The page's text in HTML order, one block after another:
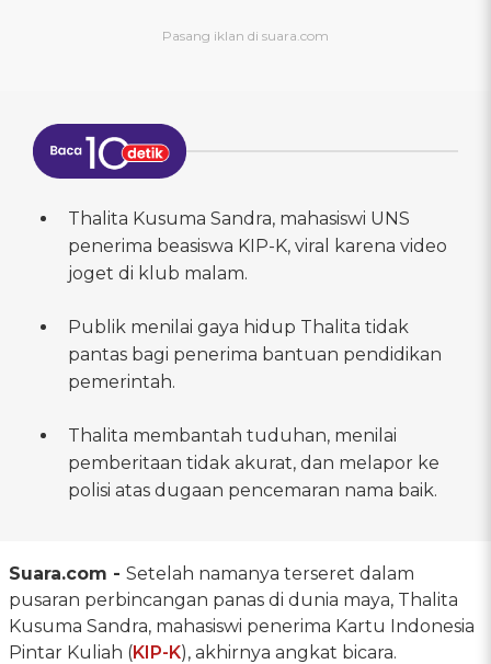
Thalita Kusuma Sandra, mahasiswi UNS
penerima beasiswa KIP-K, viral karena video
joget di klub malam.
Publik menilai gaya hidup Thalita tidak
pantas bagi penerima bantuan pendidikan
pemerintah.
Thalita membantah tuduhan, menilai
pemberitaan tidak akurat, dan melapor ke
polisi atas dugaan pencemaran nama baik.
Suara.com - Setelah namanya terseret dalam
pusaran perbincangan panas di dunia maya, Thalita
Kusuma Sandra, mahasiswi penerima Kartu Indonesia
Pintar Kuliah (KIP-K), akhirnya angkat bicara.